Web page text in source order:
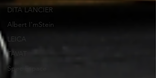
DITA LANCIER
Albert I'mStein
LEICA
TAVAT
Spec Espace